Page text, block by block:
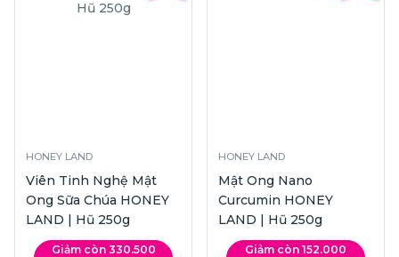
HONEY LAND
Viên Tinh Nghệ Mật
Ong Sữa Chúa HONEY
LAND | Hũ 250g
Giảm còn 330.500
HONEY LAND
Mật Ong Nano
Curcumin HONEY
LAND | Hũ 250g
Giảm còn 152.000